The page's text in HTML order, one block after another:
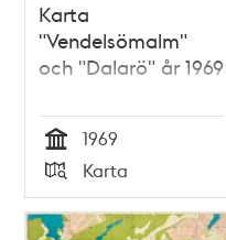
Karta
"Vendelsömalm"
och "Dalarö" år 1969
Tid
1969
Typ
Karta